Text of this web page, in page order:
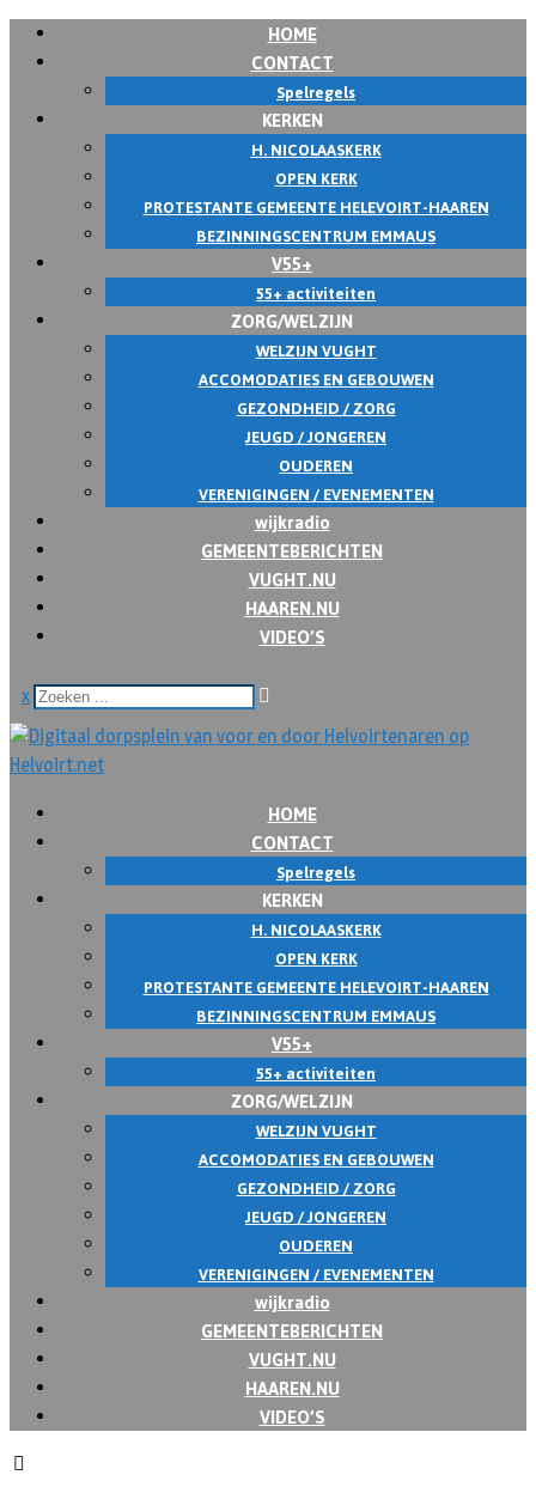
HOME
CONTACT
Spelregels
KERKEN
H. NICOLAASKERK
OPEN KERK
PROTESTANTE GEMEENTE HELEVOIRT-HAAREN
BEZINNINGSCENTRUM EMMAUS
V55+
55+ activiteiten
ZORG/WELZIJN
WELZIJN VUGHT
ACCOMODATIES EN GEBOUWEN
GEZONDHEID / ZORG
JEUGD / JONGEREN
OUDEREN
VERENIGINGEN / EVENEMENTEN
wijkradio
GEMEENTEBERICHTEN
VUGHT.NU
HAAREN.NU
VIDEO’S
x
HOME
CONTACT
Spelregels
KERKEN
H. NICOLAASKERK
OPEN KERK
PROTESTANTE GEMEENTE HELEVOIRT-HAAREN
BEZINNINGSCENTRUM EMMAUS
V55+
55+ activiteiten
ZORG/WELZIJN
WELZIJN VUGHT
ACCOMODATIES EN GEBOUWEN
GEZONDHEID / ZORG
JEUGD / JONGEREN
OUDEREN
VERENIGINGEN / EVENEMENTEN
wijkradio
GEMEENTEBERICHTEN
VUGHT.NU
HAAREN.NU
VIDEO’S